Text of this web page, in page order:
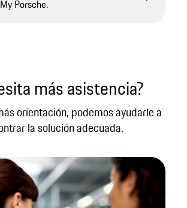
Porsche.
más asistencia?
orientación, podemos ayudarle a
la solución adecuada.